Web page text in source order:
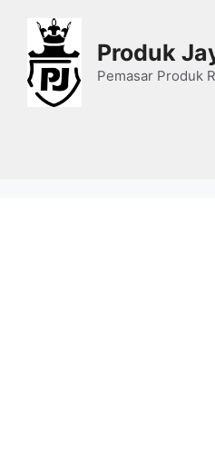
content
Produk
Pemasar Produk